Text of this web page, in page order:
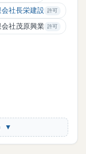
会社長栄建設 許可
会社茂原興業 許可
▼